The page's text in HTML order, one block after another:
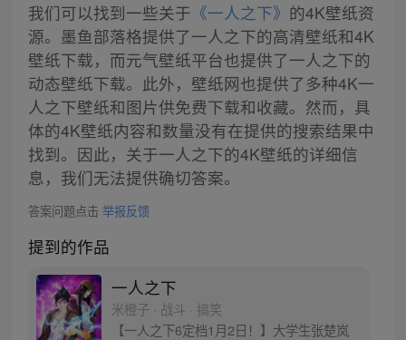
我们可以找到一些关于 《一人之下》 的4K壁纸资
源。墨鱼部落格提供了一人之下的高清壁纸和4K
壁纸下载，而元气壁纸平台也提供了一人之下的
动态壁纸下载。此外，壁纸网也提供了多种4K一
人之下壁纸和图片供免费下载和收藏。然而，具
体的4K壁纸内容和数量没有在提供的搜索结果中
找到。因此，关于一人之下的4K壁纸的详细信
息，我们无法提供确切答案。
答案问题点击 举报反馈
提到的作品
一人之下
米橙子 · 战斗 · 搞笑
【一人之下6定档1月2日！】大学生张楚岚